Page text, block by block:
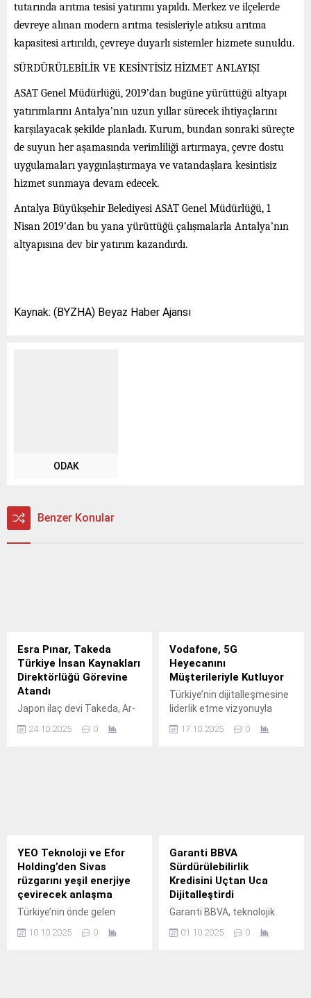
tutarında arıtma tesisi yatırımı yapıldı. Merkez ve ilçelerde
devreye alınan modern arıtma tesisleriyle atıksu arıtma
kapasitesi artırıldı, çevreye duyarlı sistemler hizmete sunuldu.
SÜRDÜRÜLEBİLİR VE KESİNTİSİZ HİZMET ANLAYIŞI
ASAT Genel Müdürlüğü, 2019’dan bugüne yürüttüğü altyapı
yatırımlarını Antalya’nın uzun yıllar sürecek ihtiyaçlarını
karşılayacak şekilde planladı. Kurum, bundan sonraki süreçte
de suyun her aşamasında verimliliği artırmaya, çevre dostu
uygulamaları yaygınlaştırmaya ve vatandaşlara kesintisiz
hizmet sunmaya devam edecek.
Antalya Büyükşehir Belediyesi ASAT Genel Müdürlüğü, 1
Nisan 2019’dan bu yana yürüttüğü çalışmalarla Antalya’nın
altyapısına dev bir yatırım kazandırdı.
Kaynak: (BYZHA) Beyaz Haber Ajansı
ODAK
Benzer Konular
Esra Pınar, Takeda
Türkiye İnsan Kaynakları
Direktörlüğü Görevine
Atandı
Japon ilaç devi Takeda, Ar-
gösteren küresel bir
24.10.2025 0
Vodafone, 5G
Heyecanını
Müşterileriyle Kutluyor
Türkiye’nin dijitalleşmesine
liderlik etme vizyonuyla
gösteren Vodafone, 1 Nisan
17.10.2025 0
YEO Teknoloji ve Efor
Holding’den Sivas
rüzgarını yeşil enerjiye
çevirecek anlaşma
Türkiye’nin önde gelen
şirketlerinden YEO
10.10.2025 0
Garanti BBVA
Sürdürülebilirlik
Kredisini Uçtan Uca
Dijitalleştirdi
Garanti BBVA, teknolojik
yalnızca şubeden
01.10.2025 0